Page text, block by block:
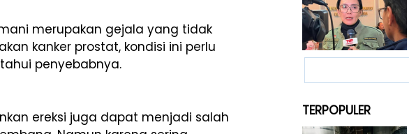
merupakan gejala yang tidak
kanker prostat, kondisi ini perlu
penyebabnya.
ereksi juga dapat menjadi salah
TERPOPULER